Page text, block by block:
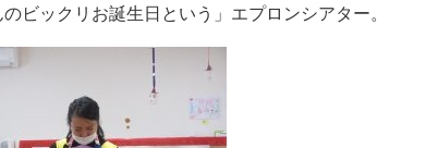
のビックリお誕生日という」エプロンシアター。